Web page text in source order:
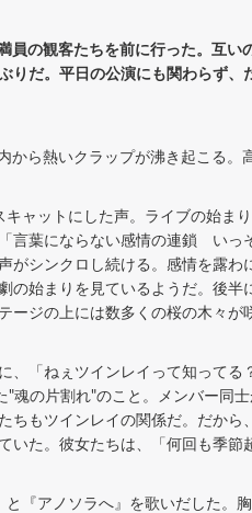
の観客たちを前に行った。互い
りだ。平日の公演にも関わらず、
ら熱いクラップが沸き起こる。
ャットにした声。ライブの始ま
言葉にならない感情の連鎖 いっ
がシンクロし続ける。感情を露わ
始まりを見ているようだ。後半
ージの上には数多くの桜の木々が
「ねぇツインレイって知ってる
魂の片割れ"のこと。メンバー同
もツインレイの関係だ。だから
いた。彼女たちは、「何回も季節
『アノソラへ』を歌いだした。